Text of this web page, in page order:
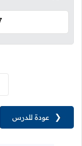
❮ عودة للدرس